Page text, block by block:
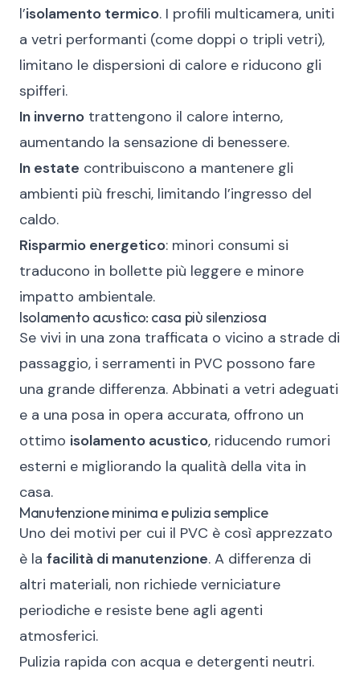
l’isolamento termico. I profili multicamera, uniti
a vetri performanti (come doppi o tripli vetri),
limitano le dispersioni di calore e riducono gli
spifferi.
In inverno trattengono il calore interno,
aumentando la sensazione di benessere.
In estate contribuiscono a mantenere gli
ambienti più freschi, limitando l’ingresso del
caldo.
Risparmio energetico: minori consumi si
traducono in bollette più leggere e minore
impatto ambientale.
Isolamento acustico: casa più silenziosa
Se vivi in una zona trafficata o vicino a strade di
passaggio, i serramenti in PVC possono fare
una grande differenza. Abbinati a vetri adeguati
e a una posa in opera accurata, offrono un
ottimo isolamento acustico, riducendo rumori
esterni e migliorando la qualità della vita in
casa.
Manutenzione minima e pulizia semplice
Uno dei motivi per cui il PVC è così apprezzato
è la facilità di manutenzione. A differenza di
altri materiali, non richiede verniciature
periodiche e resiste bene agli agenti
atmosferici.
Pulizia rapida con acqua e detergenti neutri.